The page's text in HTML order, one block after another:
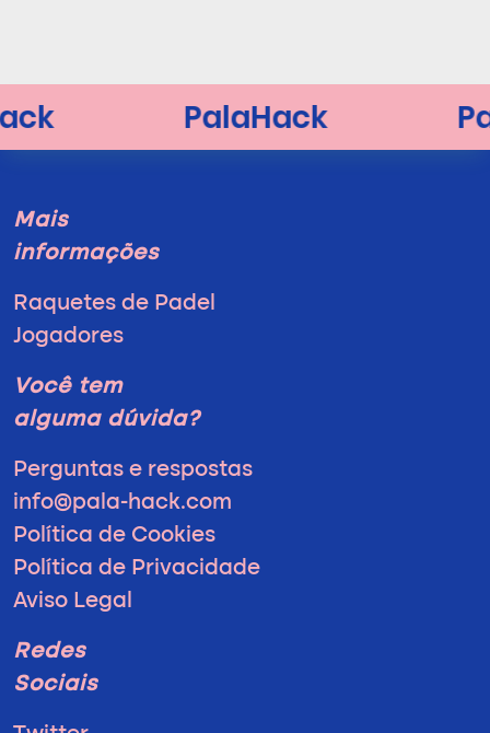
Mais
informações
Raquetes de Padel
Jogadores
Você tem
alguma dúvida?
Perguntas e respostas
info@pala-hack.com
Política de Cookies
Política de Privacidade
Aviso Legal
Redes
Sociais